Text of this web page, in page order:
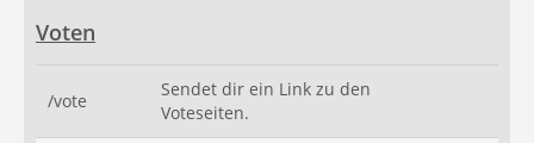
Voten
/vote
Sendet dir ein Link zu den
Voteseiten.